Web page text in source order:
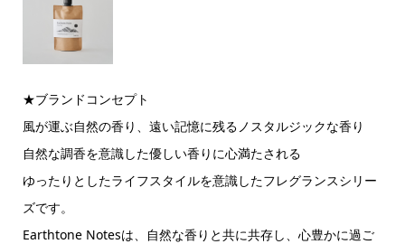
★ブランドコンセプト
風が運ぶ自然の香り、遠い記憶に残るノスタルジックな香り
自然な調香を意識した優しい香りに心満たされる
ゆったりとしたライフスタイルを意識したフレグランスシリー
ズです。
Earthtone Notesは、自然な香りと共に共存し、心豊かに過ご